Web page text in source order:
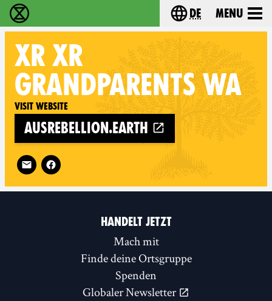
extinction rebellion - Home Choose your
de Menu
XR XR
GRANDPARENTS WA
Visit website
ausrebellion.earth
Follow XR XR Grandparents WA on
HANDELT JETZT
Mach mit
Finde deine Ortsgruppe
Spenden
Globaler Newsletter